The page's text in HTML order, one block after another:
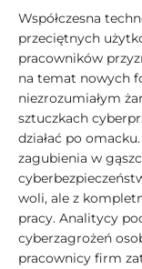
Współczesna
przeciętnych
pracowników
na temat nowych
niezrozumiałym
sztuczkach
działać po
zagubienia w
woli, ale z
pracy. Analitycy
cyberzagrożeń
pracownicy firm